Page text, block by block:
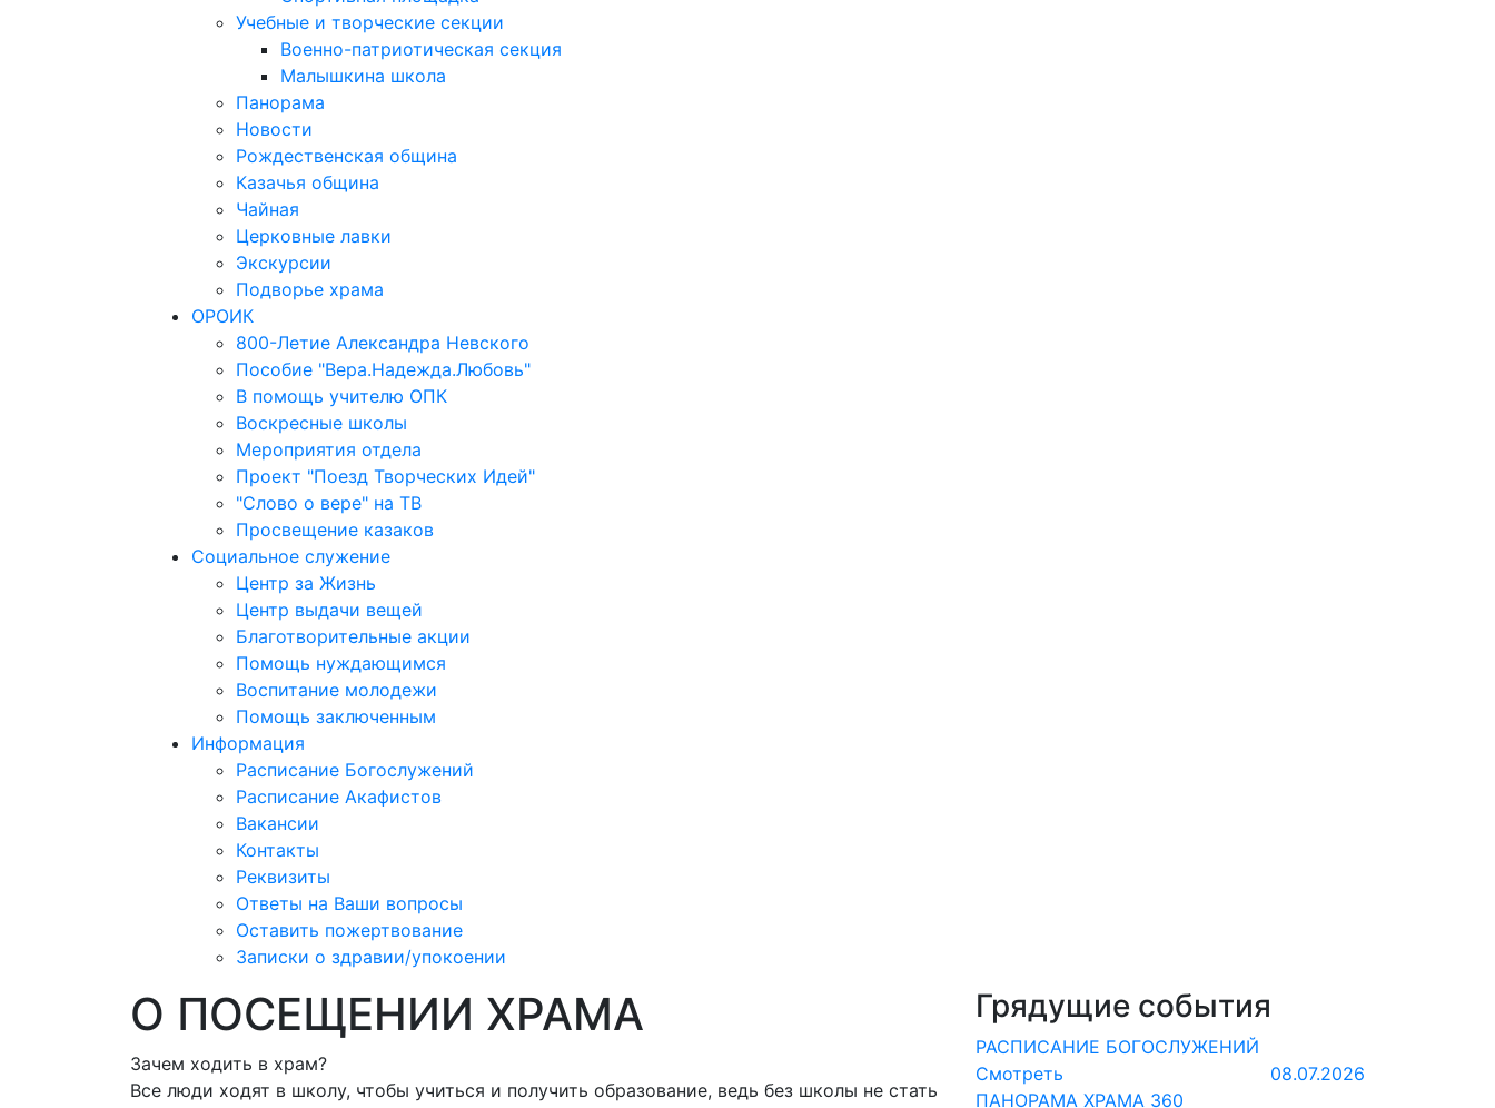
Учебные и творческие секции
Военно-патриотическая секция
Малышкина школа
Панорама
Новости
Рождественская община
Казачья община
Чайная
Церковные лавки
Экскурсии
Подворье храма
ОРОИК
800-Летие Александра Невского
Пособие "Вера.Надежда.Любовь"
В помощь учителю ОПК
Воскресные школы
Мероприятия отдела
Проект "Поезд Творческих Идей"
"Слово о вере" на ТВ
Просвещение казаков
Социальное служение
Центр за Жизнь
Центр выдачи вещей
Благотворительные акции
Помощь нуждающимся
Воспитание молодежи
Помощь заключенным
Информация
Расписание Богослужений
Расписание Акафистов
Вакансии
Контакты
Реквизиты
Ответы на Ваши вопросы
Оставить пожертвование
Записки о здравии/упокоении
О ПОСЕЩЕНИИ ХРАМА
Зачем ходить в храм?
Все люди ходят в школу, чтобы учиться и получить образование, ведь без школы не стать
Грядущие события
РАСПИСАНИЕ БОГОСЛУЖЕНИЙ
Смотреть
08.07.2026
ПАНОРАМА ХРАМА 360